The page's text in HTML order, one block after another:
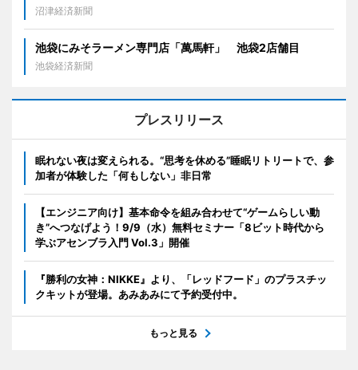
沼津経済新聞
池袋にみそラーメン専門店「萬馬軒」 池袋2店舗目
池袋経済新聞
プレスリリース
眠れない夜は変えられる。“思考を休める”睡眠リトリートで、参
加者が体験した「何もしない」非日常
【エンジニア向け】基本命令を組み合わせて“ゲームらしい動
き”へつなげよう！9/9（水）無料セミナー「8ビット時代から
学ぶアセンブラ入門 Vol.3」開催
『勝利の女神：NIKKE』より、「レッドフード」のプラスチッ
クキットが登場。あみあみにて予約受付中。
もっと見る